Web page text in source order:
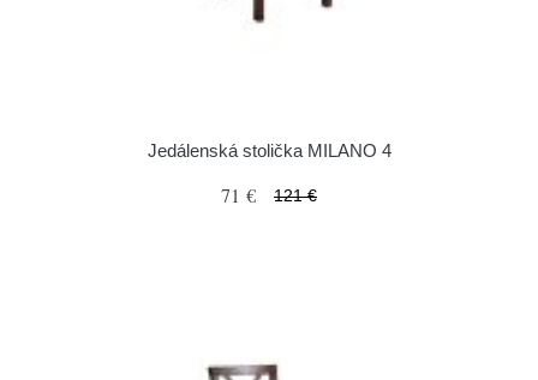
Jedálenská stolička MILANO 4
71 € 121 €